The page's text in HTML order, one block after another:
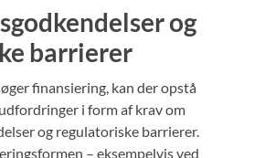
og
barrierer
finansiering, kan der opstå
i form af krav om
og regulatoriske barrierer.
– eksempelvis ved